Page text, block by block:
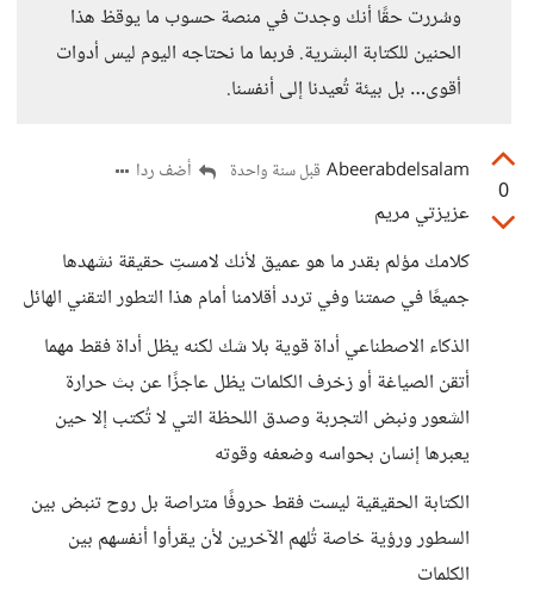
وسُررت حقًا أنك وجدت في منصة حسوب ما يوقظ هذا
الحنين للكتابة البشرية. فربما ما نحتاجه اليوم ليس أدوات
أقوى… بل بيئة تُعيدنا إلى أنفسنا.
0
Abeerabdelsalam قبل سنة واحدة أضف ردا
عزيزتي مريم
كلامك مؤلم بقدر ما هو عميق لأنك لامستِ حقيقة نشهدها
جميعًا في صمتنا وفي تردد أقلامنا أمام هذا التطور التقني الهائل
الذكاء الاصطناعي أداة قوية بلا شك لكنه يظل أداة فقط مهما
أتقن الصياغة أو زخرف الكلمات يظل عاجزًا عن بث حرارة
الشعور ونبض التجربة وصدق اللحظة التي لا تُكتب إلا حين
يعبرها إنسان بحواسه وضعفه وقوته
الكتابة الحقيقية ليست فقط حروفًا متراصة بل روح تنبض بين
السطور ورؤية خاصة تُلهم الآخرين لأن يقرأوا أنفسهم بين
الكلمات